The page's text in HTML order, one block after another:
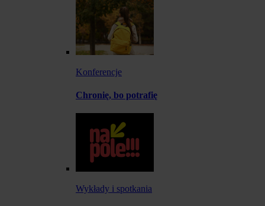
Konferencje
Chronię, bo potrafię
Wykłady i spotkania